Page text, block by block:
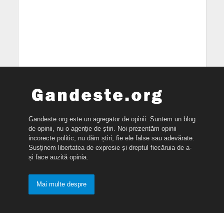
Gandeste.org este un agregator de opinii. Suntem un blog
de opinii, nu o agenție de știri. Noi prezentăm opinii
incorecte politic, nu dăm știri, fie ele false sau adevărate.
Susținem libertatea de expresie și dreptul fiecăruia de a-
și face auzită opinia.
Mai multe despre